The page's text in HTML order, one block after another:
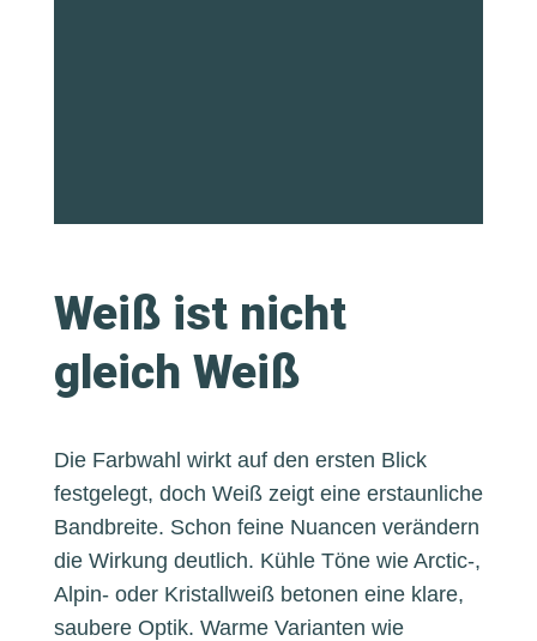
Weiß ist nicht
gleich Weiß
Die Farbwahl wirkt auf den ersten Blick
festgelegt, doch Weiß zeigt eine erstaunliche
Bandbreite. Schon feine Nuancen verändern
die Wirkung deutlich. Kühle Töne wie Arctic-,
Alpin- oder Kristallweiß betonen eine klare,
saubere Optik. Warme Varianten wie